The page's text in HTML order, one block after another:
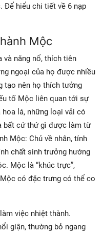
Để hiểu chi tiết về 6 nạp
Mộc
năng nổ, thích tiên
ngoại của họ được nhiều
tạo nên họ thích tưởng
tố Mộc liên quan tới sự
lá, những loại vải có
bất cứ thứ gì được làm từ
Mộc: Chủ về nhân, tính
chất sinh trưởng hướng
Mộc là “khúc trực”,
Mộc có đặc trưng có thể co
việc nhiệt thành.
giận, thường bỏ ngang